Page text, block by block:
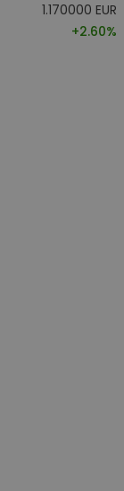
1.170000 EUR
+2.60%